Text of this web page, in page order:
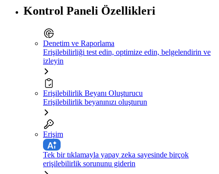
Kontrol Paneli Özellikleri
Denetim ve Raporlama
Erişilebilirliği test edin, optimize edin, belgelendirin ve
izleyin
Erişilebilirlik Beyanı Oluşturucu
Erişilebilirlik beyanınızı oluşturun
Erişim
Tek bir tıklamayla yapay zeka sayesinde birçok
erişilebilirlik sorununu giderin